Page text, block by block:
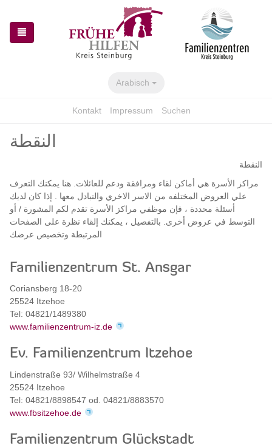
navigation
content
Arabisch
Kontakt Impressum Suchen
النقطة
النقطة
مراكز الأسرة هي أماكن لقاء ومرافقة ودعم للعائلات. هنا يمكنك التعرف
علي العروض المختلفه من الاسر الاخري والتبادل معها . إذا كان لديك
أسئلة محددة ، فإن موظفي مراكز الأسرة تقدم لكم المشورة / أو
التوسط في عروض أخرى. بالتفصيل ، يمكنك إلقاء نظرة على الصفحات
المرتبطة وتخصيص عرضك
Familienzentrum St. Ansgar
Coriansberg 18-20
25524 Itzehoe
Tel: 04821/1489380
www.familienzentrum-iz.de
Ev. Familienzentrum Itzehoe
Lindenstraße 93/ Wilhelmstraße 4
25524 Itzehoe
Tel: 04821/8898547 od. 04821/8883570
www.fbsitzehoe.de
Familienzentrum Glückstadt